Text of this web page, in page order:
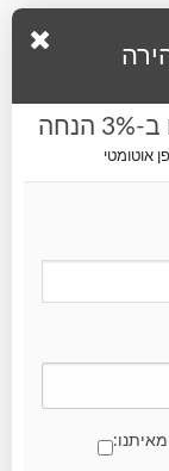
אוטומטי